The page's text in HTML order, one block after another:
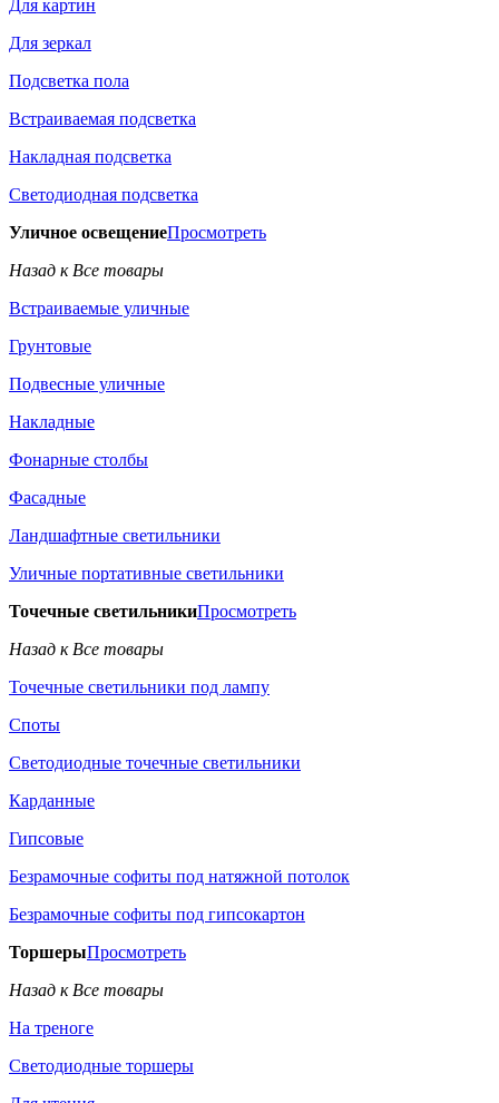
Для картин
Для зеркал
Подсветка пола
Встраиваемая подсветка
Накладная подсветка
Светодиодная подсветка
Уличное освещениеПросмотреть
Назад к Все товары
Встраиваемые уличные
Грунтовые
Подвесные уличные
Накладные
Фонарные столбы
Фасадные
Ландшафтные светильники
Уличные портативные светильники
Точечные светильникиПросмотреть
Назад к Все товары
Точечные светильники под лампу
Споты
Светодиодные точечные светильники
Карданные
Гипсовые
Безрамочные софиты под натяжной потолок
Безрамочные софиты под гипсокартон
ТоршерыПросмотреть
Назад к Все товары
На треноге
Светодиодные торшеры